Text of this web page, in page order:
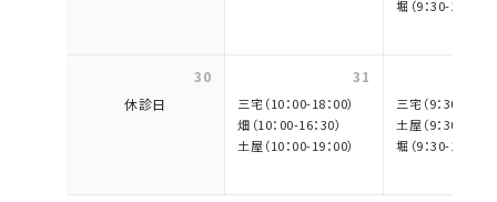
堀（9：30-18：00）
30
休診日
31
三宅（10：00-18：00）
畑（10：00-16：30）
土屋（10：00-19：00）
三宅（9：30-17：
土屋（9：30-18：
堀（9：30-18：00）